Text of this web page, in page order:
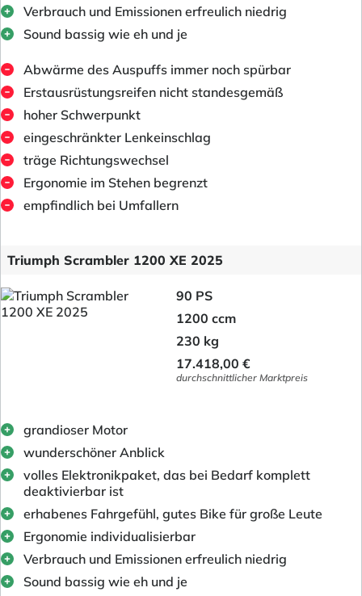
Verbrauch und Emissionen erfreulich niedrig
Sound bassig wie eh und je
Abwärme des Auspuffs immer noch spürbar
Erstausrüstungsreifen nicht standesgemäß
hoher Schwerpunkt
eingeschränkter Lenkeinschlag
träge Richtungswechsel
Ergonomie im Stehen begrenzt
empfindlich bei Umfallern
Triumph Scrambler 1200 XE 2025
90 PS
1200 ccm
230 kg
17.418,00 €
durchschnittlicher Marktpreis
grandioser Motor
wunderschöner Anblick
volles Elektronikpaket, das bei Bedarf komplett
deaktivierbar ist
erhabenes Fahrgefühl, gutes Bike für große Leute
Ergonomie individualisierbar
Verbrauch und Emissionen erfreulich niedrig
Sound bassig wie eh und je